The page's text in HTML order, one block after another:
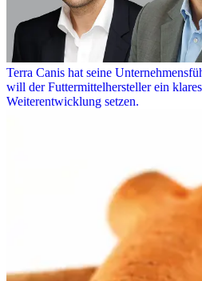
Terra Canis hat seine
will der Futtermittelhersteller ein
Weiterentwicklung setzen.